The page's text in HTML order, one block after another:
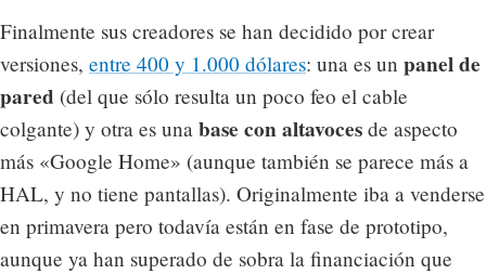
Finalmente sus creadores se han decidido por crear
versiones, entre 400 y 1.000 dólares: una es un panel de
pared (del que sólo resulta un poco feo el cable
colgante) y otra es una base con altavoces de aspecto
más «Google Home» (aunque también se parece más a
HAL, y no tiene pantallas). Originalmente iba a venderse
en primavera pero todavía están en fase de prototipo,
aunque ya han superado de sobra la financiación que